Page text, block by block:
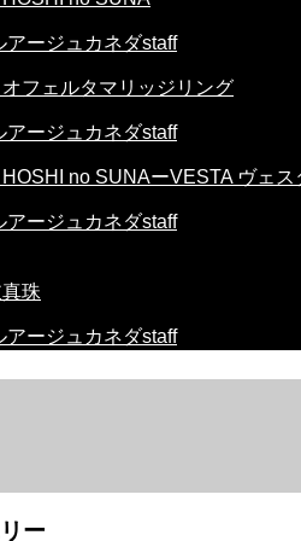
アージュカネダstaff
オフェルタマリッジリング
アージュカネダstaff
HOSHI no SUNAーVESTA ヴェス
アージュカネダstaff
珠
アージュカネダstaff
ー